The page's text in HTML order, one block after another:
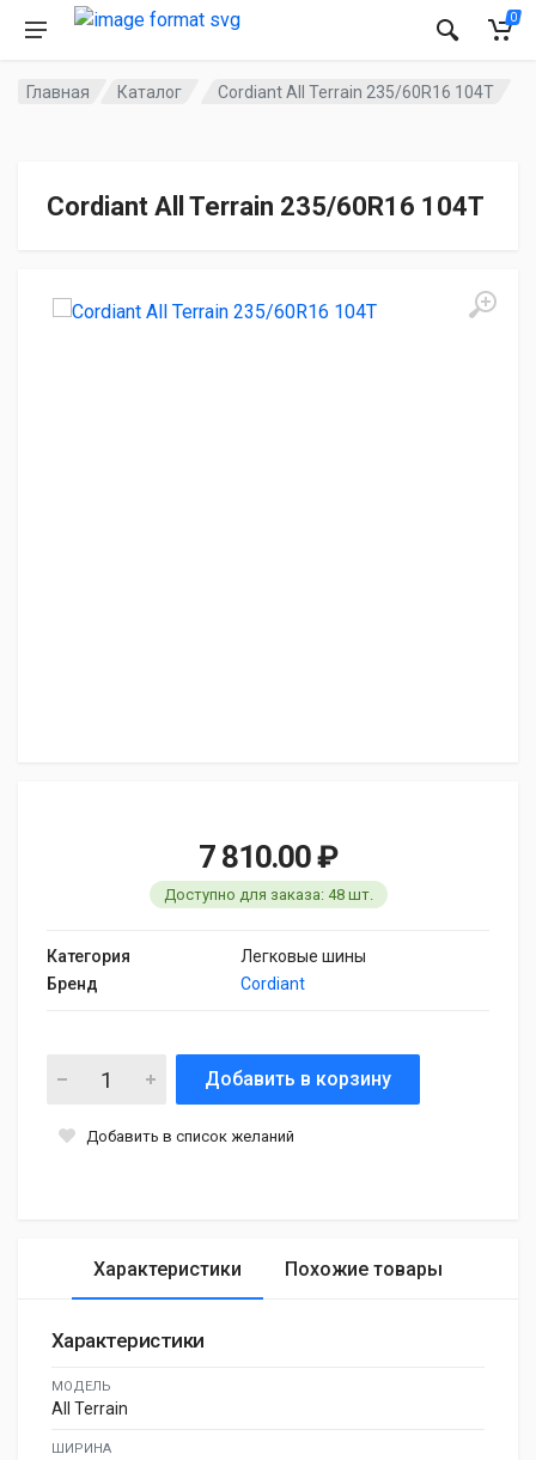
0
Главная Каталог Cordiant All Terrain 235/60R16 104T
Cordiant All Terrain 235/60R16 104T
7 810.00 ₽
Доступно для заказа: 48 шт.
Категория
Легковые шины
Бренд
Cordiant
Добавить в корзину
Добавить в список желаний
Характеристики Похожие товары
Характеристики
МОДЕЛЬ
All Terrain
ШИРИНА